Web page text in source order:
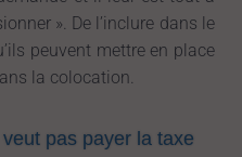
». De l’inclure dans le
peuvent mettre en place
la colocation.
pas payer la taxe